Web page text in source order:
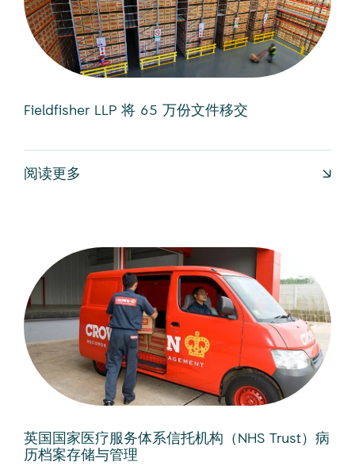
Fieldfisher LLP 将 65 万份文件移交
阅读更多
英国国家医疗服务体系信托机构（NHS Trust）病
历档案存储与管理